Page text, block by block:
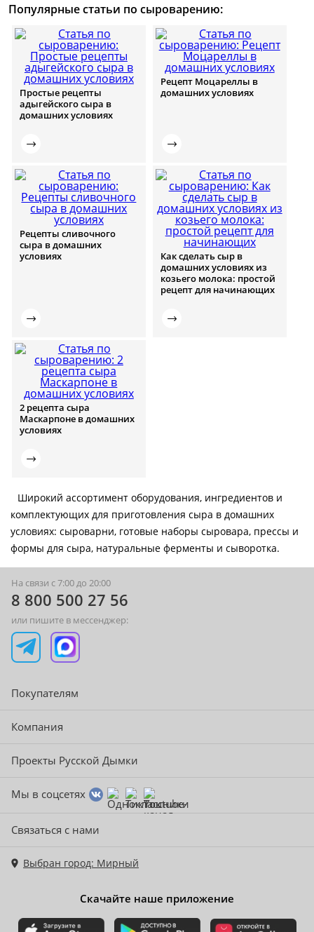
Популярные статьи по сыроварению:
Простые рецепты
адыгейского сыра в
домашних условиях
Рецепт Моцареллы в
домашних условиях
Рецепты сливочного
сыра в домашних
условиях
Как сделать сыр в
домашних условиях из
козьего молока: простой
рецепт для начинающих
2 рецепта сыра
Маскарпоне в домашних
условиях
Широкий ассортимент оборудования, ингредиентов и
комплектующих для приготовления сыра в домашних
условиях: сыроварни, готовые наборы сыровара, прессы и
формы для сыра, натуральные ферменты и сыворотка.
На связи с 7:00 до 20:00
8 800 500 27 56
или пишите в мессенджер:
Покупателям
Компания
Проекты Русской Дымки
Мы в соцсетях
Связаться с нами
Выбран город: Мирный
Скачайте наше приложение